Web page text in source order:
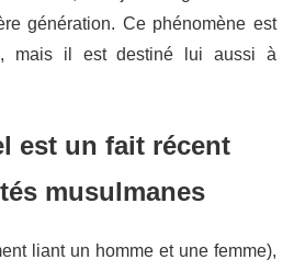
génération. Ce phénomène est
mais il est destiné lui aussi à
est un fait récent
musulmanes
liant un homme et une femme),